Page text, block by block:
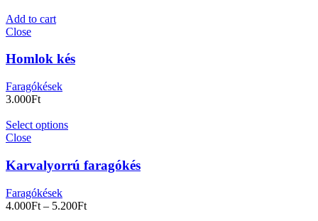
Add to cart
Close
Homlok kés
Faragókések
3.000Ft
Select options
Close
Karvalyorrú faragókés
Faragókések
4.000Ft – 5.200Ft